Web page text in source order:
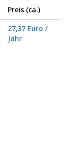
Preis (ca.)
27,37 Euro /
Jahr